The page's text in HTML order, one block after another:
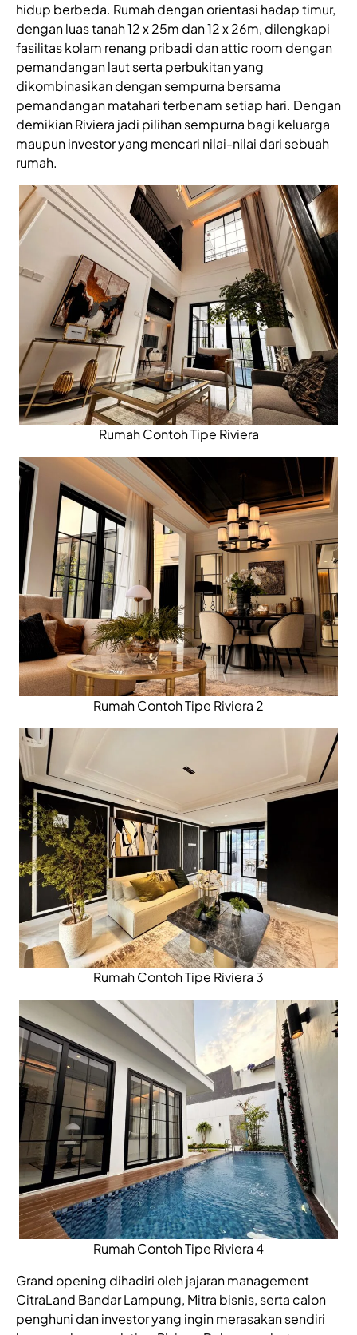
hidup berbeda. Rumah dengan orientasi hadap timur,
dengan luas tanah 12 x 25m dan 12 x 26m, dilengkapi
fasilitas kolam renang pribadi dan attic room dengan
pemandangan laut serta perbukitan yang
dikombinasikan dengan sempurna bersama
pemandangan matahari terbenam setiap hari. Dengan
demikian Riviera jadi pilihan sempurna bagi keluarga
maupun investor yang mencari nilai-nilai dari sebuah
rumah.
Rumah Contoh Tipe Riviera
Rumah Contoh Tipe Riviera 2
Rumah Contoh Tipe Riviera 3
Rumah Contoh Tipe Riviera 4
Grand opening dihadiri oleh jajaran management
CitraLand Bandar Lampung, Mitra bisnis, serta calon
penghuni dan investor yang ingin merasakan sendiri